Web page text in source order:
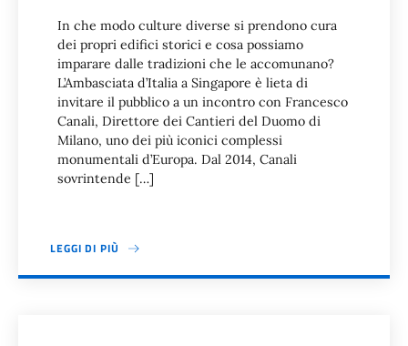
In che modo culture diverse si prendono cura
dei propri edifici storici e cosa possiamo
imparare dalle tradizioni che le accomunano?
L’Ambasciata d’Italia a Singapore è lieta di
invitare il pubblico a un incontro con Francesco
Canali, Direttore dei Cantieri del Duomo di
Milano, uno dei più iconici complessi
monumentali d’Europa. Dal 2014, Canali
sovrintende […]
LEGGI DI PIÙ